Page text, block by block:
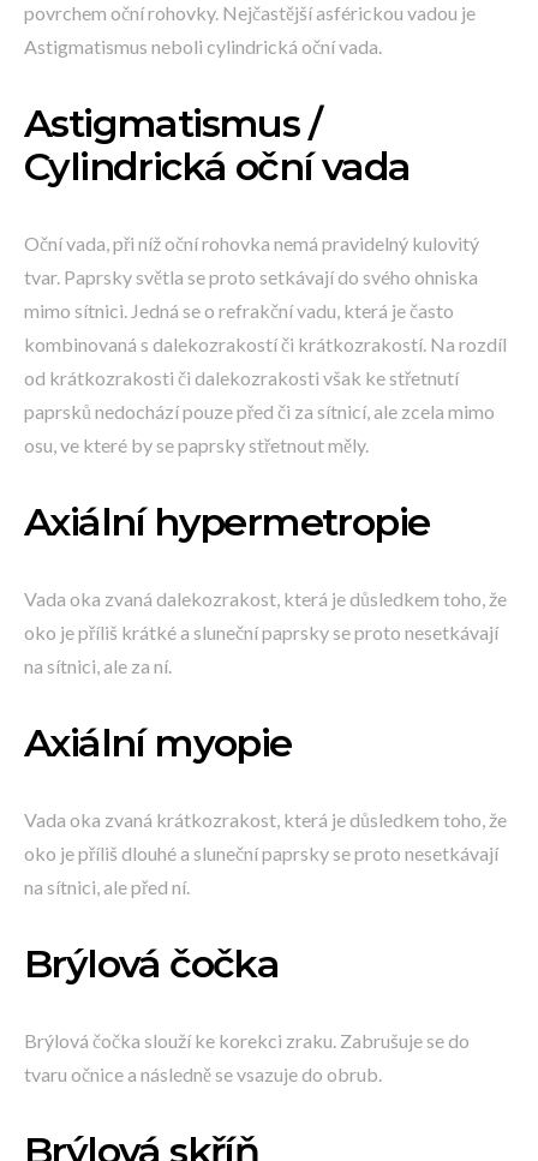
povrchem oční rohovky. Nejčastější asférickou vadou je
Astigmatismus neboli cylindrická oční vada.
Astigmatismus /
Cylindrická oční vada
Oční vada, při níž oční rohovka nemá pravidelný kulovitý
tvar. Paprsky světla se proto setkávají do svého ohniska
mimo sítnici. Jedná se o refrakční vadu, která je často
kombinovaná s dalekozrakostí či krátkozrakostí. Na rozdíl
od krátkozrakosti či dalekozrakosti však ke střetnutí
paprsků nedochází pouze před či za sítnicí, ale zcela mimo
osu, ve které by se paprsky střetnout měly.
Axiální hypermetropie
Vada oka zvaná dalekozrakost, která je důsledkem toho, že
oko je příliš krátké a sluneční paprsky se proto nesetkávají
na sítnici, ale za ní.
Axiální myopie
Vada oka zvaná krátkozrakost, která je důsledkem toho, že
oko je příliš dlouhé a sluneční paprsky se proto nesetkávají
na sítnici, ale před ní.
Brýlová čočka
Brýlová čočka slouží ke korekci zraku. Zabrušuje se do
tvaru očnice a následně se vsazuje do obrub.
Brýlová skříň